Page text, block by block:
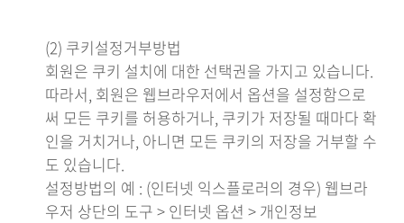
(2) 쿠키설정거부방법
회원은 쿠키 설치에 대한 선택권을 가지고 있습니다.
따라서, 회원은 웹브라우저에서 옵션을 설정함으로
써 모든 쿠키를 허용하거나, 쿠키가 저장될 때마다 확
인을 거치거나, 아니면 모든 쿠키의 저장을 거부할 수
도 있습니다.
설정방법의 예 : (인터넷 익스플로러의 경우) 웹브라
우저 상단의 도구 > 인터넷 옵션 > 개인정보